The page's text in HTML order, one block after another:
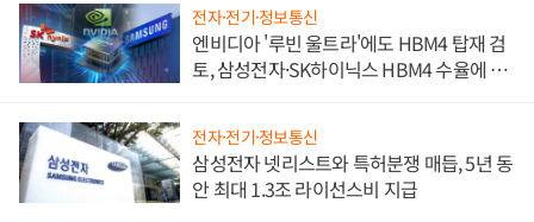
전자·전기·정보통신
엔비디아 '루빈 울트라'에도 HBM4 탑재 검
토, 삼성전자·SK하이닉스 HBM4 수율에 주
전자·전기·정보통신
삼성전자 넷리스트와 특허분쟁 매듭, 5년 동
안 최대 1.3조 라이선스비 지급